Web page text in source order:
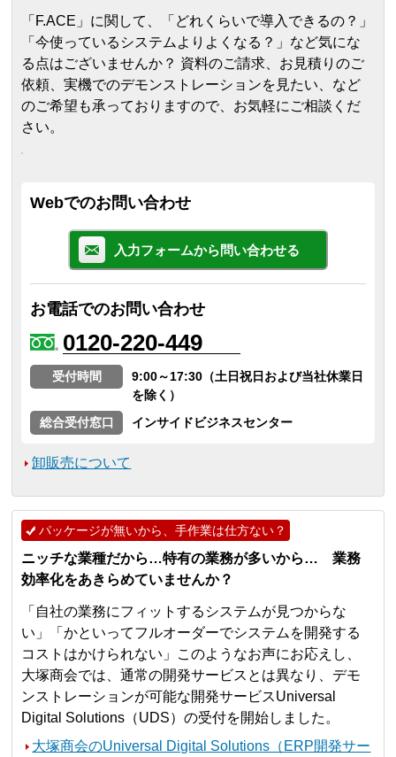
「F.ACE」に関して、「どれくらいで導入できるの？」
「今使っているシステムよりよくなる？」など気にな
る点はございませんか？ 資料のご請求、お見積りのご
依頼、実機でのデモンストレーションを見たい、など
のご希望も承っておりますので、お気軽にご相談くだ
さい。
Webでのお問い合わせ
入力フォームから問い合わせる
お電話でのお問い合わせ
0120-220-449
受付時間
9:00～17:30（土日祝日および当社休業日
を除く）
総合受付窓口
インサイドビジネスセンター
卸販売について
パッケージが無いから、手作業は仕方ない？
ニッチな業種だから…特有の業務が多いから… 業務
効率化をあきらめていませんか？
「自社の業務にフィットするシステムが見つからな
い」「かといってフルオーダーでシステムを開発する
コストはかけられない」このようなお声にお応えし、
大塚商会では、通常の開発サービスとは異なり、デモ
ンストレーションが可能な開発サービスUniversal
Digital Solutions（UDS）の受付を開始しました。
大塚商会のUniversal Digital Solutions（ERP開発サー